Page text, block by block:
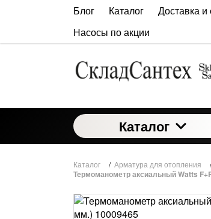
Блог Каталог Доставка и
Насосы по акции
Каталог
Каталог / Арматура для отопления
Термоманометр аксиальный Watts